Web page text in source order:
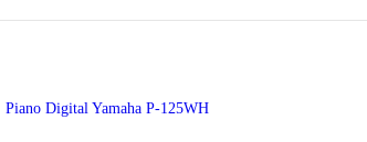
Piano Digital Yamaha P-125WH